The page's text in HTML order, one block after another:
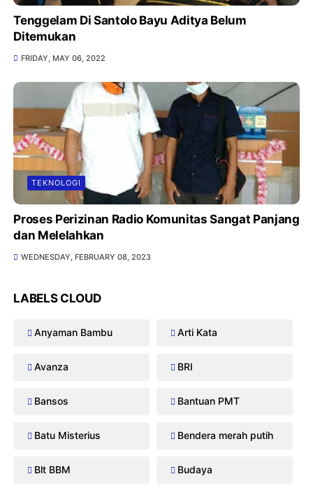
Tenggelam Di Santolo Bayu Aditya Belum
Ditemukan
FRIDAY, MAY 06, 2022
TEKNOLOGI
Proses Perizinan Radio Komunitas Sangat Panjang
dan Melelahkan
WEDNESDAY, FEBRUARY 08, 2023
LABELS CLOUD
Anyaman Bambu Arti Kata
Avanza BRI
Bansos Bantuan PMT
Batu Misterius Bendera merah putih
Blt BBM Budaya